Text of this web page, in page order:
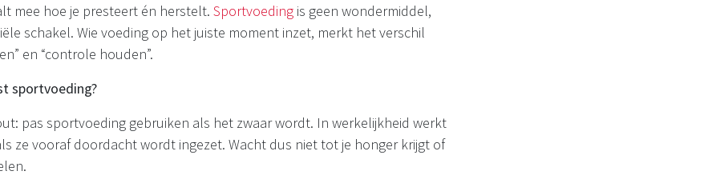
mee hoe je presteert én herstelt. Sportvoeding is geen wondermiddel,
schakel. Wie voeding op het juiste moment inzet, merkt het verschil
en “controle houden”.
sportvoeding?
pas sportvoeding gebruiken als het zwaar wordt. In werkelijkheid werkt
ze vooraf doordacht wordt ingezet. Wacht dus niet tot je honger krijgt of